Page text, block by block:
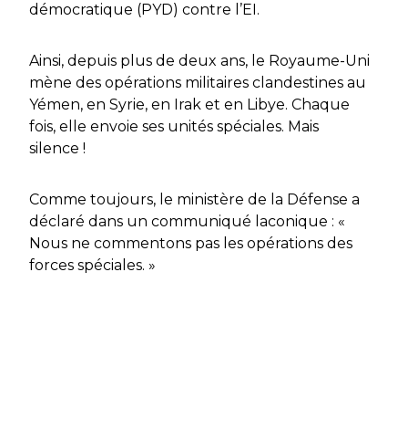
démocratique (PYD) contre l’EI.
Ainsi, depuis plus de deux ans, le Royaume-Uni
mène des opérations militaires clandestines au
Yémen, en Syrie, en Irak et en Libye. Chaque
fois, elle envoie ses unités spéciales. Mais
silence !
Comme toujours, le ministère de la Défense a
déclaré dans un communiqué laconique : «
Nous ne commentons pas les opérations des
forces spéciales. »